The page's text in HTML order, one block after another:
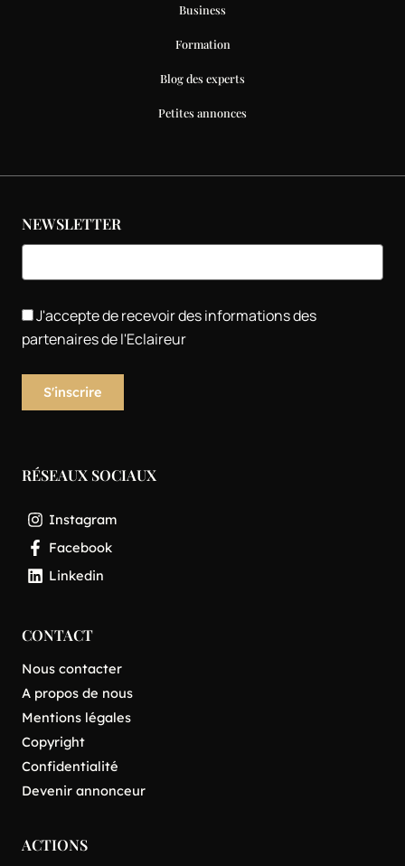
Business
Formation
Blog des experts
Petites annonces
NEWSLETTER
J'accepte de recevoir des informations des
partenaires de l'Eclaireur
RÉSEAUX SOCIAUX
Instagram
Facebook
Linkedin
CONTACT
Nous contacter
A propos de nous
Mentions légales
Copyright
Confidentialité
Devenir annonceur
ACTIONS